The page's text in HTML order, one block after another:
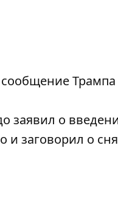
заявил о
и заговорил о